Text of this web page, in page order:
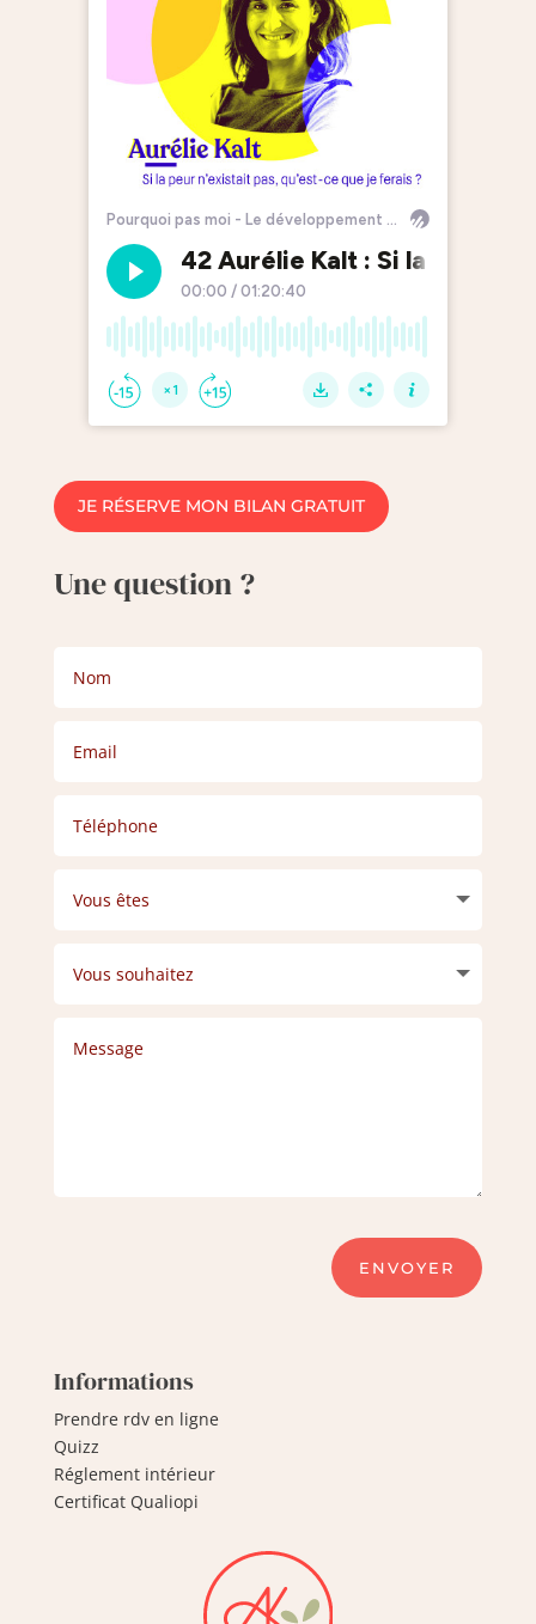
JE RÉSERVE MON BILAN GRATUIT
Une question ?
ENVOYER
Informations
Prendre rdv en ligne
Quizz
Réglement intérieur
Certificat Qualiopi